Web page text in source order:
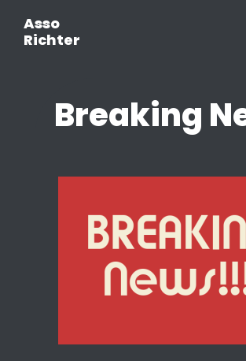
Asso
Richter
Breaking